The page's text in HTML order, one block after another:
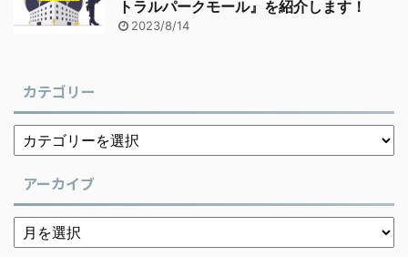
トラルパークモール』を紹介します！
2023/8/14
カテゴリー
アーカイブ